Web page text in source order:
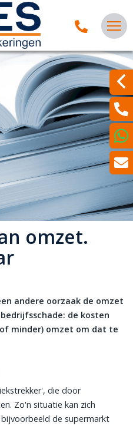
omzet.
andere oorzaak de omzet
de kosten
minder) omzet om dat te
die door
Zo'n situatie kan zich
de supermarkt